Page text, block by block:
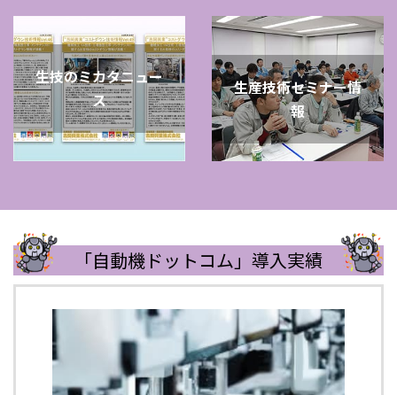
生技のミカタニュー
ス
生産技術セミナー情
報
「自動機ドットコム」導入実績